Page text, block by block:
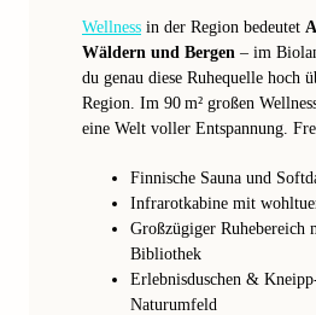
Wellness in der Region bedeutet
Wäldern und Bergen – im
du genau diese Ruhequelle hoch
Region. Im 90 m² großen
eine Welt voller Entspannung.
Finnische Sauna und
Infrarotkabine mit
Großzügiger Ruhebereich
Bibliothek
Erlebnisduschen &
Naturumfeld